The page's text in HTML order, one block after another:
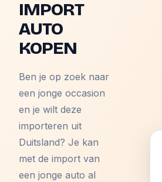
IMPORT
AUTO
KOPEN
Ben je op zoek naar
een jonge occasion
en je wilt deze
importeren uit
Duitsland? Je kan
met de import van
een jonge auto al